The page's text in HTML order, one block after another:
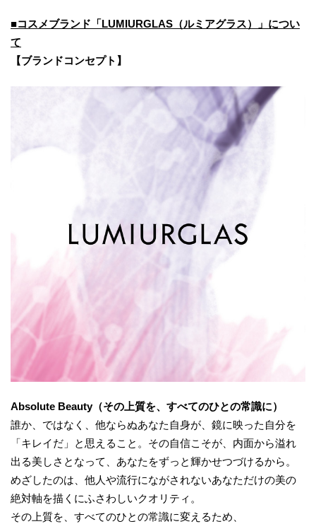
■​コスメブランド「LUMIURGLAS（ルミアグラス）」につい
て
【ブランドコンセプト】
Absolute Beauty（その上質を、すべてのひとの常識に）
誰か、ではなく、他ならぬあなた自身が、鏡に映った自分を
「キレイだ」と思えること。その自信こそが、内面から溢れ
出る美しさとなって、あなたをずっと輝かせつづけるから。
めざしたのは、他人や流行にながされないあなただけの美の
絶対軸を描くにふさわしいクオリティ。
その上質を、すべてのひとの常識に変えるため、